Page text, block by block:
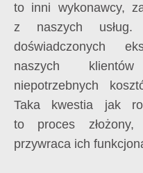
to inni wykonawcy,
z naszych usług.
doświadczonych
naszych
niepotrzebnych
Taka kwestia jak
to proces
przywraca ich